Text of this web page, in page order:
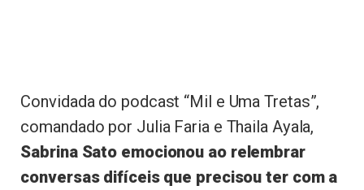
Convidada do podcast “Mil e Uma Tretas”,
comandado por Julia Faria e Thaila Ayala,
Sabrina Sato emocionou ao relembrar
conversas difíceis que precisou ter com a